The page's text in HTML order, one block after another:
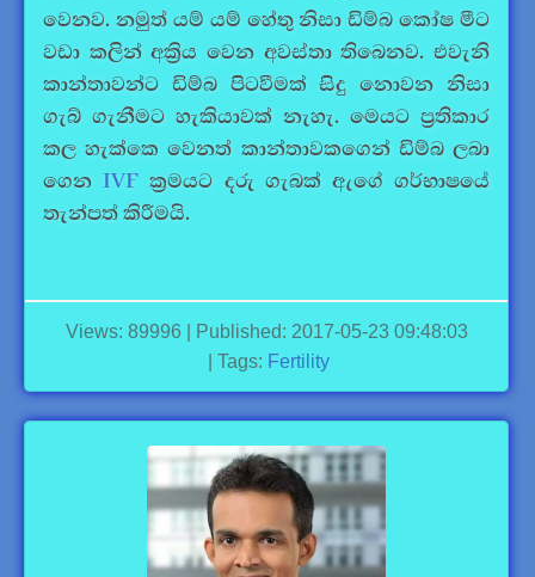
වෙනව. නමුත් යම් යම් හේතු නිසා ඩිම්බ කෝෂ මීට
වඩා කලින් අක්‍රිය වෙන අවස්තා තිබෙනව. එවැනි
කාන්තාවන්ට ඩිම්බ පිටවීමක් සිදු නොවන නිසා
ගැබ් ගැනීමට හැකියාවක් නැහැ. මෙයට ප්‍රතිකාර
කල හැක්කෙ වෙනත් කාන්තාවකගෙන් ඩිම්බ ලබා
ගෙනIVF ක්‍රමයට දරු ගැබක් ඇගේ ගර්භාෂයේ
තැන්පත් කිරීමයි.
Views: 89996 | Published: 2017-05-23 09:48:03
| Tags: Fertility